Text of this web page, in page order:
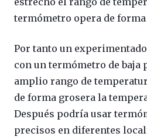
termómetro opera de
Por tanto un
con un termómetro de
amplio rango de
de forma grosera la
Después podría usar
precisos en diferentes